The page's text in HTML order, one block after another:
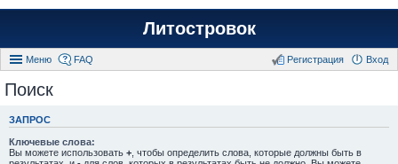
Литостровок
Меню FAQ Вход
Регистрация
Поиск
ЗАПРОС
Ключевые слова:
Вы можете использовать + , чтобы определить слова, которые должны быть в